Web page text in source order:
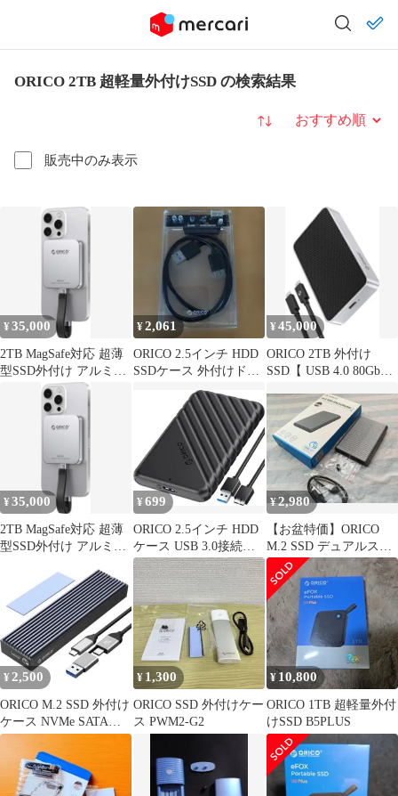
ORICO 2TB 超軽量外付けSSD の検索結果
販売中のみ表示
並び替え
¥35,000
2TB MagSafe対応 超薄
型SSD外付け アルミニ
ウム合金 OC15
¥2,061
ORICO 2.5インチ HDD
SSDケース 外付けドラ
¥45,000
ORICO 2TB 外付け
SSD【 USB 4.0 80Gbps
¥35,000
2TB MagSafe対応 超薄
型SSD外付け アルミニ
¥ 699
ORICO 2.5インチ HDD
ケース USB 3.0接続
SATA
¥2,980
【お盆特価】ORICO
M.2 SSD デュアルスロ
ットNVMe 外付けケー
ス
¥ 2,500
ORICO M.2 SSD 外付け
ケース NVMe SATA
UASP
¥ 1,300
ORICO SSD 外付けケー
ス PWM2-G2
¥ 10,800
ORICO 1TB 超軽量外付
けSSD B5PLUS